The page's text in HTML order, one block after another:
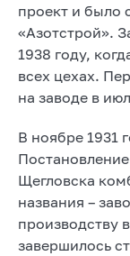
проект и было
«Азотстрой».
1938 году,
всех цехах.
на заводе в
В ноябре 1931
Постановление
Щегловска
названия –
производству
завершилось